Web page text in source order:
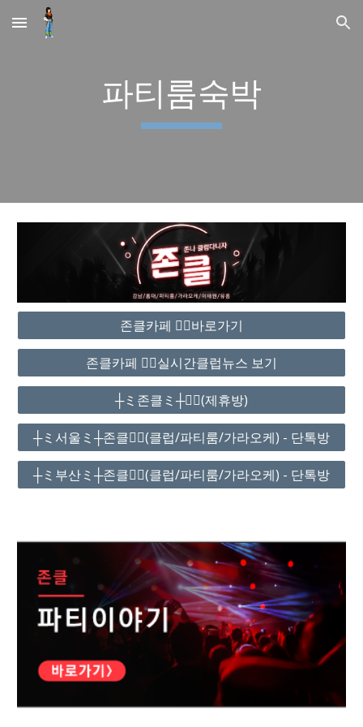
Skip to main content Skip to navigation
파티룸숙박
존클카페 ❤️‍🔥바로가기
존클카페 ❤️‍🔥실시간클럽뉴스 보기
┼ミ존클ミ┼❤️‍🔥(제휴방)
┼ミ서울ミ┼존클❤️‍🔥(클럽/파티룸/가라오케) - 단톡방
┼ミ부산ミ┼존클❤️‍🔥(클럽/파티룸/가라오케) - 단톡방